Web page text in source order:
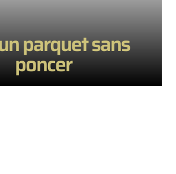
parquet sans
poncer